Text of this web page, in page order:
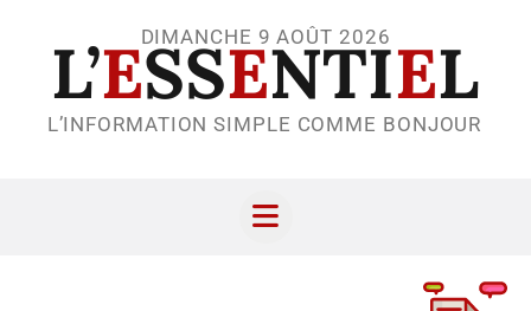
DIMANCHE 9 AOÛT 2026
L’ESSENTIEL
L’INFORMATION SIMPLE COMME BONJOUR